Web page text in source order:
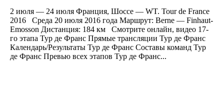
2 июля — 24 июля Франция, Шоссе — WT. Tour de France
2016 Среда 20 июля 2016 года Маршрут: Berne — Finhaut-
Emosson Дистанция: 184 км Смотрите онлайн, видео 17-
го этапа Тур де Франс Прямые трансляции Тур де Франс
Календарь/Результаты Тур де Франс Составы команд Тур
де Франс Превью всех этапов Тур де Франс...